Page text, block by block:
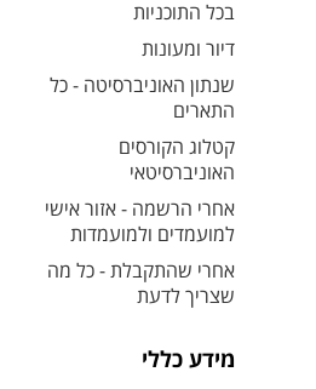
בכל התוכניות
דיור ומעונות
שנתון האוניברסיטה - כל
התארים
קטלוג הקורסים
האוניברסיטאי
אחרי הרשמה - אזור אישי
למועמדים ולמועמדות
אחרי שהתקבלת - כל מה
שצריך לדעת
מידע כללי